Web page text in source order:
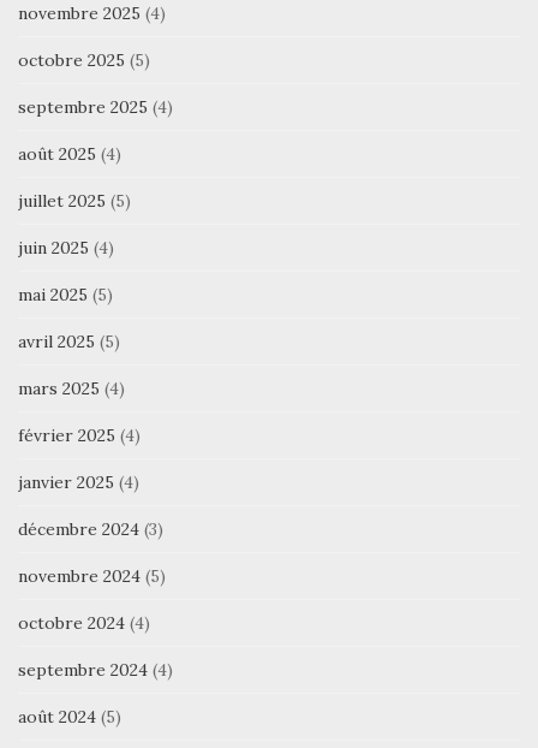
novembre 2025 (4)
octobre 2025 (5)
septembre 2025 (4)
août 2025 (4)
juillet 2025 (5)
juin 2025 (4)
mai 2025 (5)
avril 2025 (5)
mars 2025 (4)
février 2025 (4)
janvier 2025 (4)
décembre 2024 (3)
novembre 2024 (5)
octobre 2024 (4)
septembre 2024 (4)
août 2024 (5)